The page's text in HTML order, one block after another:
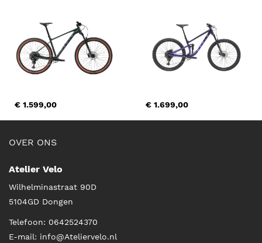
€ 1.599,00 € 1.699,00
OVER ONS
Atelier Velo
Wilhelminastraat 90D
5104GD Dongen
Telefoon: 0642524370
E-mail: info@Ateliervelo.nl